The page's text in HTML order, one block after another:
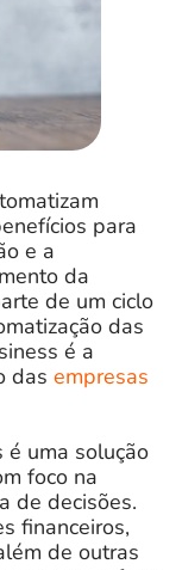
para
e a
da
de um ciclo
das
é a
das empresas
é uma solução
foco na
de decisões.
financeiros,
de outras